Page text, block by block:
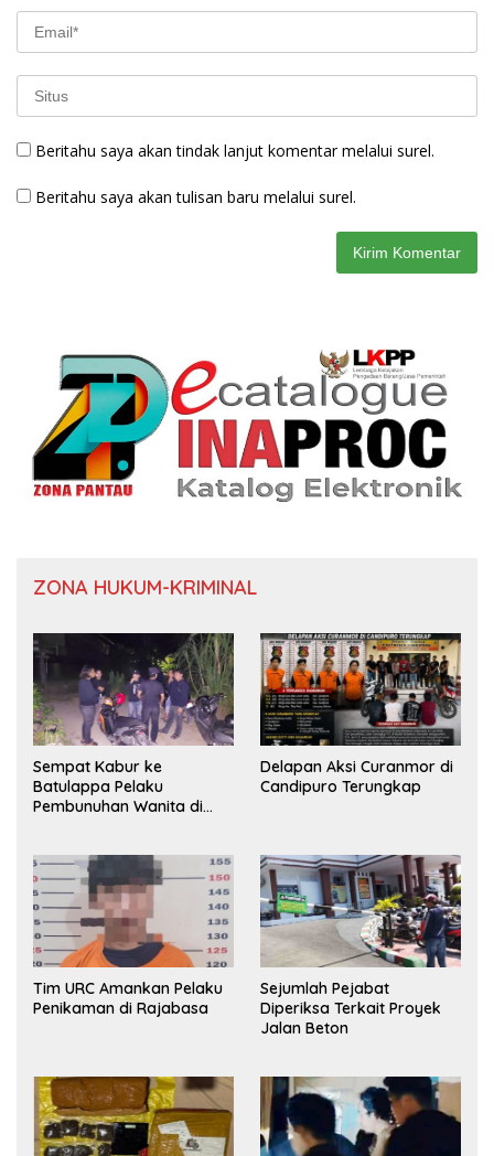
Beritahu saya akan tindak lanjut komentar melalui surel.
Beritahu saya akan tulisan baru melalui surel.
ZONA HUKUM-KRIMINAL
Sempat Kabur ke
Batulappa Pelaku
Pembunuhan Wanita di
Delapan Aksi Curanmor di
Candipuro Terungkap
Tim URC Amankan Pelaku
Penikaman di Rajabasa
Sejumlah Pejabat
Diperiksa Terkait Proyek
Jalan Beton